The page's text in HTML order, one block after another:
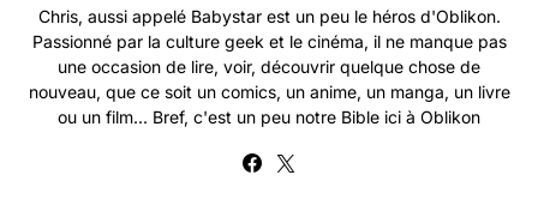
Chris, aussi appelé Babystar est un peu le héros d'Oblikon.
Passionné par la culture geek et le cinéma, il ne manque pas
une occasion de lire, voir, découvrir quelque chose de
nouveau, que ce soit un comics, un anime, un manga, un livre
ou un film... Bref, c'est un peu notre Bible ici à Oblikon